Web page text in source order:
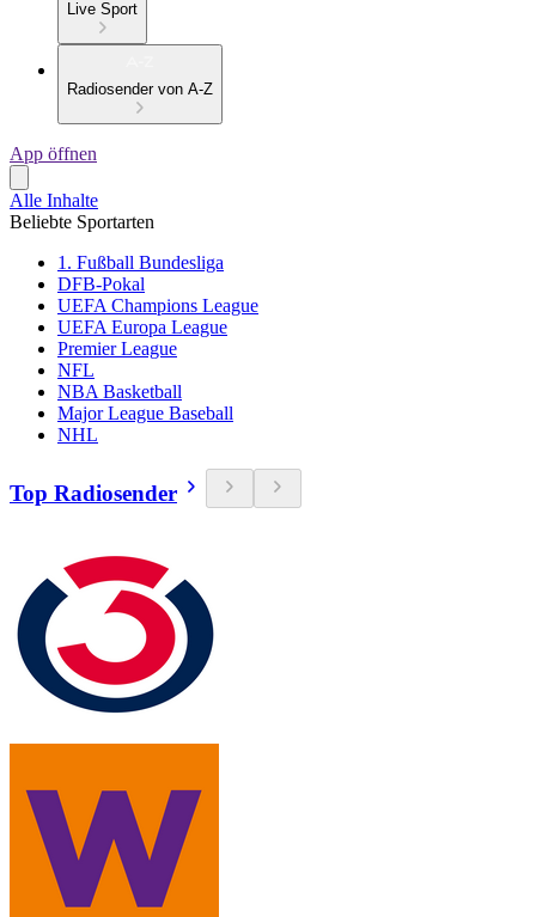
Live Sport
Radiosender von A-Z
App öffnen
Alle Inhalte
Beliebte Sportarten
1. Fußball Bundesliga
DFB-Pokal
UEFA Champions League
UEFA Europa League
Premier League
NFL
NBA Basketball
Major League Baseball
NHL
Top Radiosender